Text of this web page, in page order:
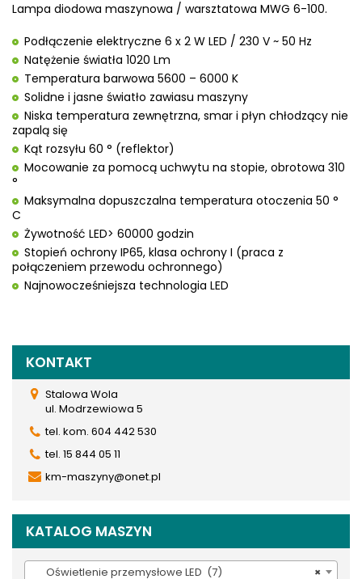
Lampa diodowa maszynowa / warsztatowa MWG 6-100.
Podłączenie elektryczne 6 x 2 W LED / 230 V ~ 50 Hz
Natężenie światła 1020 Lm
Temperatura barwowa 5600 – 6000 K
Solidne i jasne światło zawiasu maszyny
Niska temperatura zewnętrzna, smar i płyn chłodzący nie
zapalą się
Kąt rozsyłu 60 ° (reflektor)
Mocowanie za pomocą uchwytu na stopie, obrotowa 310
°
Maksymalna dopuszczalna temperatura otoczenia 50 °
C
Żywotność LED> 60000 godzin
Stopień ochrony IP65, klasa ochrony I (praca z
połączeniem przewodu ochronnego)
Najnowocześniejsza technologia LED
KONTAKT
Stalowa Wola
ul. Modrzewiowa 5
tel. kom. 604 442 530
tel. 15 844 05 11
km-maszyny@onet.pl
KATALOG MASZYN
×
Oświetlenie przemysłowe LED (7)